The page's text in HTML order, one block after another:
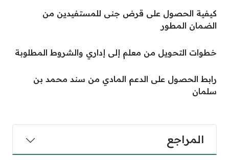
كيفية الحصول على قرض جنى للمستفيدين من
الضمان المطور
خطوات التحويل من معلم إلى إداري والشروط المطلوبة
رابط الحصول على الدعم المادي من سند محمد بن
سلمان
المراجع